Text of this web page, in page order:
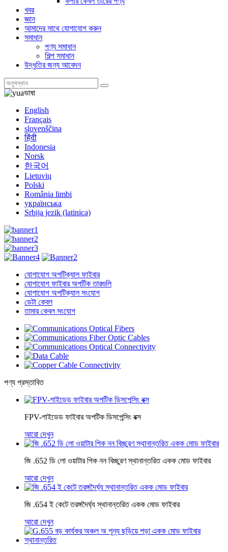
খবর
জ্ঞান
আমাদের সাথে যোগাযোগ করুন
সমাধান
পণ্য সমাধান
শিল্প সমাধান
উদ্ধৃতির জন্য আবেদন
ভাষা
English
Français
slovenščina
हिंदी
Indonesia
Norsk
한국어
Lietuvių
Polski
România limbi
українська
Srbija jezik (latinica)
যোগাযোগ অপটিক্যাল ফাইবার
যোগাযোগ ফাইবার অপটিক তারগুলি
যোগাযোগ অপটিক্যাল সংযোগ
ডেটা কেবল
তামার কেবল সংযোগ
পণ্য প্রস্তাবিত
FPV-গাইডেড ফাইবার অপটিক ডিসপেন্সিং বক্স
আরো দেখুন
জি .652 ডি লো ওয়াটার পিক নন বিচ্ছুরণ স্থানান্তরিত একক মোড ফাইবার
আরো দেখুন
জি .654 ই কেটে তরঙ্গদৈর্ঘ্য স্থানান্তরিত একক মোড ফাইবার
আরো দেখুন